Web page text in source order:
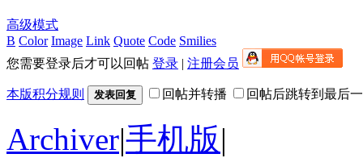
高级模式
B Color Image Link Quote Code Smilies
您需要登录后才可以回帖 登录 | 注册会员
本版积分规则 发表回复 回帖并转播 回帖后跳转到最后
Archiver|手机版|